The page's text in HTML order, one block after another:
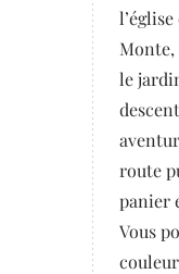
Monte,
le
route
panier
Vous